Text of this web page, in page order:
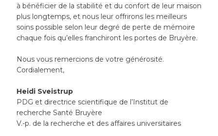
à bénéficier de la stabilité et du confort de leur maison
plus longtemps, et nous leur offrirons les meilleurs
soins possible selon leur degré de perte de mémoire
chaque fois qu’elles franchiront les portes de Bruyère.
Nous vous remercions de votre générosité.
Cordialement,
Heidi Sveistrup
PDG et directrice scientifique de l’Institut de
recherche Santé Bruyère
V.-p. de la recherche et des affaires universitaires